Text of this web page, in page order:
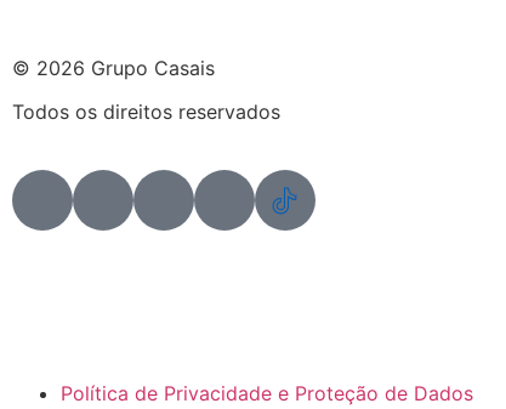
© 2026 Grupo Casais
Todos os direitos reservados
Política de Privacidade e Proteção de Dados